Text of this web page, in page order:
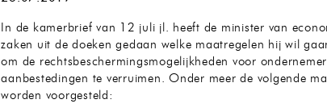
In de kamerbrief van 12 juli jl. heeft de minister van
zaken uit de doeken gedaan welke maatregelen hij wil
om de rechtsbeschermingsmogelijkheden voor
aanbestedingen te verruimen. Onder meer de volgende
worden voorgesteld: